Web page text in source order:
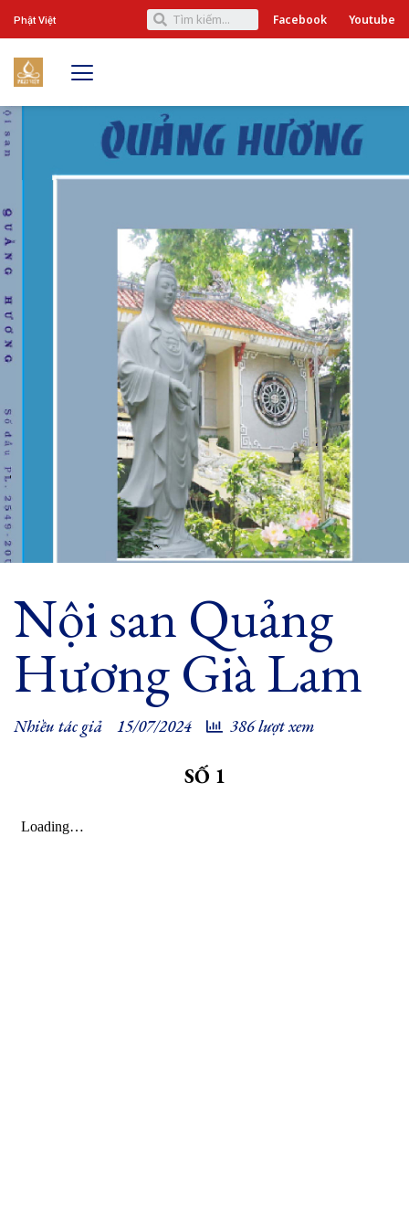
Phật Việt Facebook Youtube
Nội san Quảng
Hương Già Lam
Nhiều tác giả 15/07/2024 386 lượt xem
SỐ 1